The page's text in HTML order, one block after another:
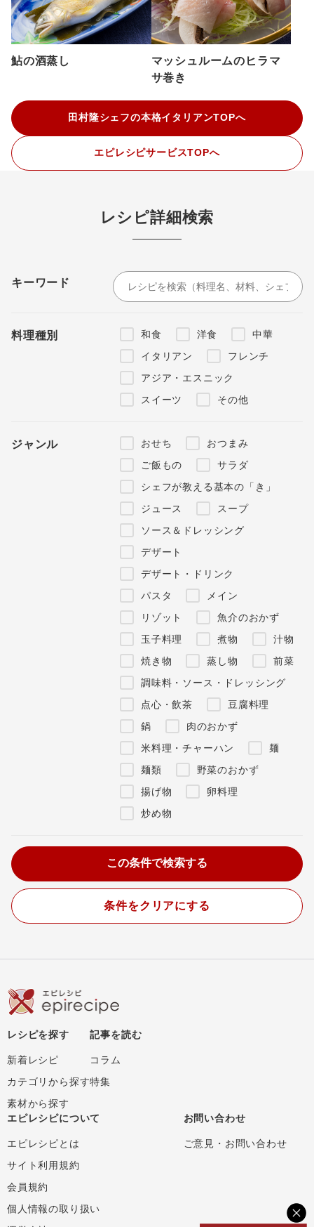
鮎の酒蒸し
マッシュルームのヒラマ
サ巻き
田村隆シェフの本格イタリアンTOPへ
エピレシピサービスTOPへ
レシピ詳細検索
キーワード
料理種別 和食 洋食
中華
イタリアン
フレンチ
アジア・エスニック
スイーツ
その他
ジャンル おせち
おつまみ
ご飯もの
サラダ
シェフが教える基本の「き」
ジュース
スープ
ソース＆ドレッシング
デザート
デザート・ドリンク
パスタ
メイン
リゾット
魚介のおかず
玉子料理
煮物
汁物
焼き物
蒸し物
前菜
調味料・ソース・ドレッシング
点心・飲茶
豆腐料理
鍋
肉のおかず
米料理・チャーハン
麺
麺類
野菜のおかず
揚げ物
卵料理
炒め物
条件をクリアにする
レシピを探す
新着レシピ
カテゴリから探す
素材から探す
記事を読む
コラム
特集
エピレシピについて
エピレシピとは
サイト利用規約
会員規約
個人情報の取り扱い
お問い合わせ
ご意見・お問い合わせ